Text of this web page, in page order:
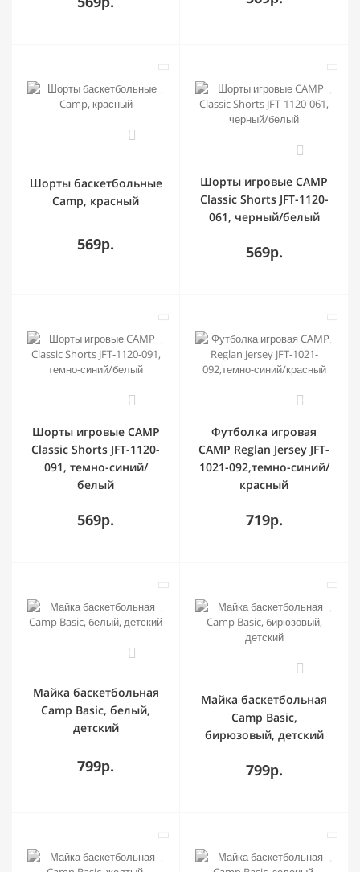
Шорты баскетбольные
Camp, красный
569р.
Шорты игровые CAMP
Classic Shorts JFT-1120-
061, черный/белый
569р.
Шорты игровые CAMP
Classic Shorts JFT-1120-
091, темно-синий/
белый
569р.
Футболка игровая
CAMP Reglan Jersey JFT-
1021-092,темно-синий/
красный
719р.
Майка баскетбольная
Camp Basic, белый,
детский
799р.
Майка баскетбольная
Camp Basic,
бирюзовый, детский
799р.